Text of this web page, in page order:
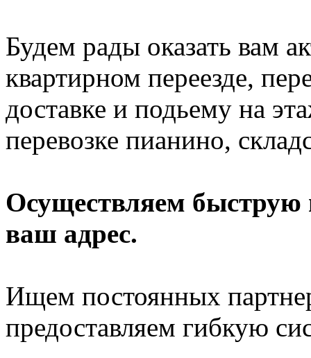
Будем рады оказать вам
квартирном переезде,
доставке и подьему на
перевозке пианино,
Осуществляем быструю
ваш адрес.
Ищем постоянных
предоставляем гибкую